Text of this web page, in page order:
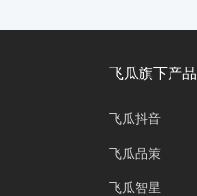
飞瓜旗下产品
飞瓜抖音
飞瓜品策
飞瓜智星